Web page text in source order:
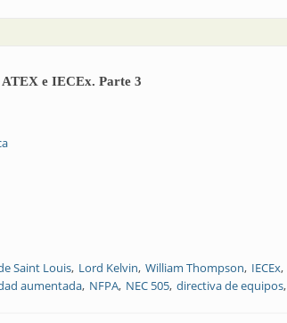
e IECEx. Parte 3
Saint Louis Lord Kelvin William Thompson IECEx
aumentada NFPA NEC 505 directiva de equipos